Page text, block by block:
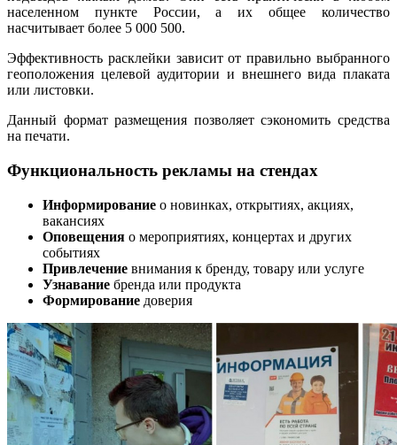
населенном пункте России, а их общее количество
насчитывает более 5 000 500.
Эффективность расклейки зависит от правильно выбранного
геоположения целевой аудитории и внешнего вида плаката
или листовки.
Данный формат размещения позволяет сэкономить средства
на печати.
Функциональность рекламы на стендах
Информирование о новинках, открытиях, акциях,
вакансиях
Оповещения о мероприятиях, концертах и других
событиях
Привлечение внимания к бренду, товару или услуге
Узнавание бренда или продукта
Формирование доверия